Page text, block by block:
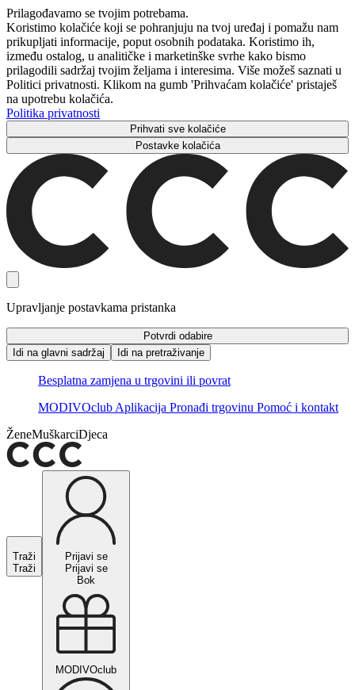
Prilagođavamo se tvojim potrebama.
Koristimo kolačiće koji se pohranjuju na tvoj uređaj i pomažu nam
prikupljati informacije, poput osobnih podataka. Koristimo ih,
između ostalog, u analitičke i marketinške svrhe kako bismo
prilagodili sadržaj tvojim željama i interesima. Više možeš saznati u
Politici privatnosti. Klikom na gumb 'Prihvaćam kolačiće' pristaješ
na upotrebu kolačića.
Politika privatnosti
Prihvati sve kolačiće
Postavke kolačića
Upravljanje postavkama pristanka
Potvrdi odabire
Idi na glavni sadržaj
Idi na pretraživanje
Besplatna zamjena u trgovini ili povrat
MODIVOclub Aplikacija Pronađi trgovinu Pomoć i kontakt
ŽeneMuškarciDjeca
Traži
Traži
Prijavi se
Prijavi se
Bok
MODIVOclub